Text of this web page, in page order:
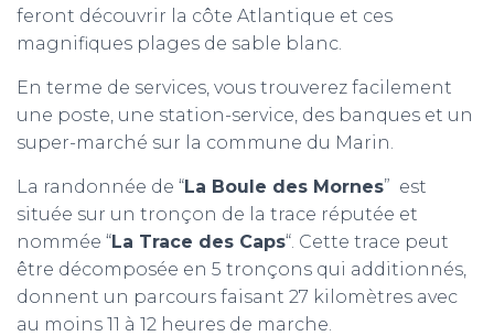
feront découvrir la côte Atlantique et ces
magnifiques plages de sable blanc.
En terme de services, vous trouverez facilement
une poste, une station-service, des banques et un
super-marché sur la commune du Marin.
La randonnée de “La Boule des Mornes” est
située sur un tronçon de la trace réputée et
nommée “La Trace des Caps“. Cette trace peut
être décomposée en 5 tronçons qui additionnés,
donnent un parcours faisant 27 kilomètres avec
au moins 11 à 12 heures de marche.